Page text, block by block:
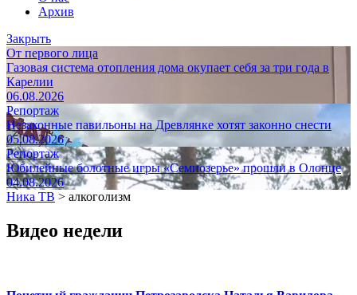
Архив
Закрыть
От первого лица
Газовая система отопления дома окупает себя за три года в
Карелии
06.08.2026
Репортаж
Незаконные павильоны на Древлянке хотят законно снести
05.08.2026
Репортаж
Юбилейные болотные игры «Семиозерье» прошли в Олонце
04.08.2026
Ника ТВ > алкоголизм
Видео недели